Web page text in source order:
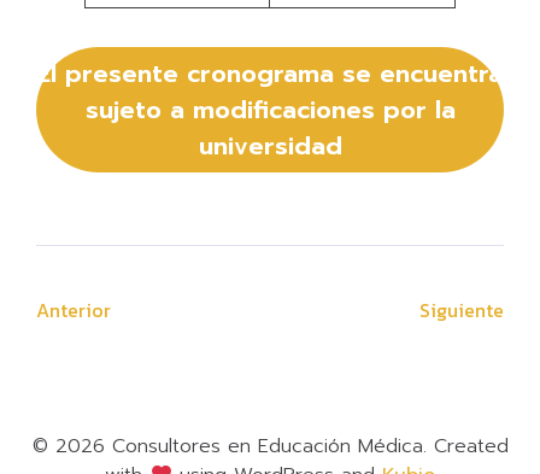
El presente cronograma se encuentra
sujeto a modificaciones por la
universidad
Anterior Siguiente
© 2026 Consultores en Educación Médica. Created